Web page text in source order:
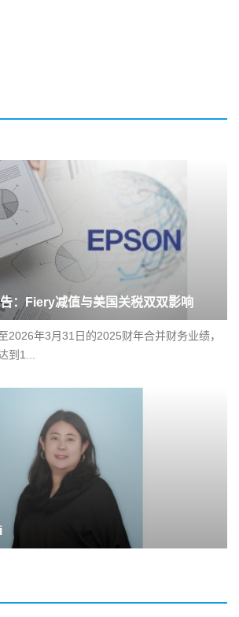
：Fiery减值与美国关税双双影响
2026年3月31日的2025财年合并财务业绩，
到1...